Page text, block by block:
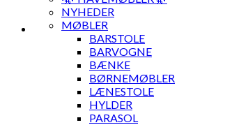
NYHEDER
MØBLER
BARSTOLE
BARVOGNE
BÆNKE
BØRNEMØBLER
LÆNESTOLE
HYLDER
PARASOL